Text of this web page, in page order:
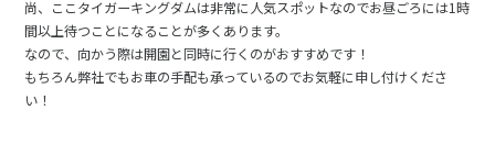
尚、ここタイガーキングダムは非常に人気スポットなのでお昼ごろには1時
間以上待つことになることが多くあります。
なので、向かう際は開園と同時に行くのがおすすめです！
もちろん弊社でもお車の手配も承っているのでお気軽に申し付けくださ
い！